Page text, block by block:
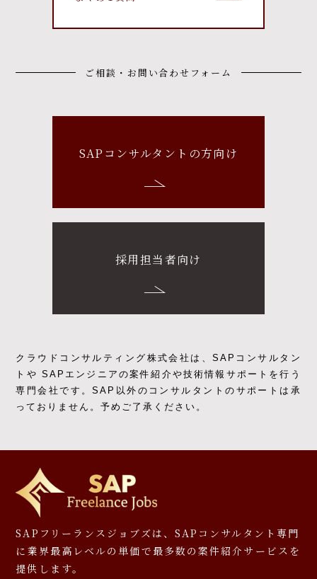
ご相談・お問い合わせフォーム
SAPコンサルタントの方向け
採用担当者向け
クラウドコンサルティング株式会社は、SAPコンサルタン
トや SAPエンジニアの案件紹介や技術情報サポートを行う
専門会社です。SAP以外のコンサルタントのサポートは承
っておりません。予めご了承ください。
SAPフリーランスジョブズは、SAPコンサルタント専門
に 業界最高レベルの単価で最多数の案件紹介サービスを
提供します。